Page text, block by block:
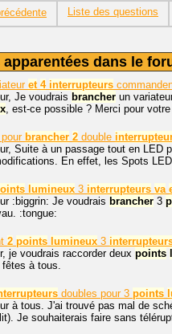
Liste des questions
dans le
et 4 interrupteurs
Je voudrais brancher un
, est-ce possible ? Merci pour votre
brancher 2 double
Suite à un passage tout en LED
En effet, les Spots
lumineux 3 interrupteurs va
:biggrin: Je voudrais brancher 3
:tongue:
2 points lumineux 3
je voudrais raccorder deux points
fêtes à tous.
doubles pour 3 points
à tous. J'ai trouvé pas mal de
Je souhaiterais faire sans